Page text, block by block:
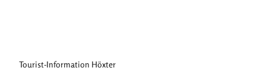
Tourist-Information Höxter